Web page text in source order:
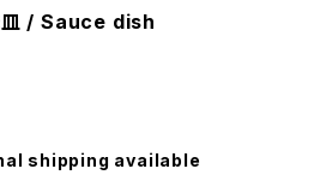
皿 / Sauce dish
shipping available